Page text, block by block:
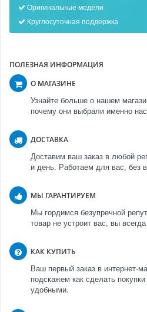
Оригинальные модели
Круглосуточная поддержка
ПОЛЕЗНАЯ ИНФОРМАЦИЯ
О МАГАЗИНЕ
Узнайте больше о нашем
почему они выбрали именно
ДОСТАВКА
Доставим ваш заказ в любой
и день. Работаем для вас, без
МЫ ГАРАНТИРУЕМ
Мы гордимся безупречной
товар не устроит вас, вы
КАК КУПИТЬ
Ваш первый заказ в интернет-
подскажем как сделать
удобными.